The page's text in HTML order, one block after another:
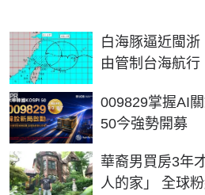
白海豚逼近閩
由管制台海航
009829掌握AI
50今強勢開募
PR
華裔男買房3年
人的家」 全球